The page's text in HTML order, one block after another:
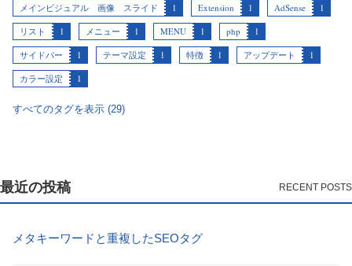
メインビジュアル 画像 スライド
1 Extension 1 AdSense
1
リスト
1 メニュー 1 MENU 1 php
1
サイドバー
1 テーマ設定 1 特徴 1 アップデート
1
カラー設定
1
すべてのタグを表示 (29)
最近の投稿
メタキーワードと重複したSEOタグ